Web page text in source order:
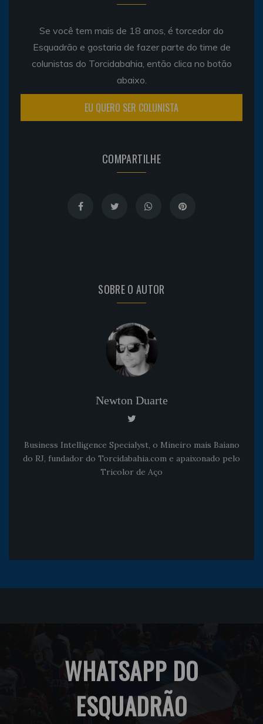
Se você tem mais de 18 anos, é torcedor do
Esquadrão e gostaria de fazer parte do time de
colunistas do Torcidabahia, então clica no botão
abaixo.
EU QUERO SER COLUNISTA
COMPARTILHE
SOBRE O AUTOR
Newton Duarte
Business Intelligence Specialyst, o Mineiro mais Baiano
do RJ, fundador do Torcidabahia.com e apaixonado pelo
Tricolor de Aço
WHATSAPP DO
ESQUADRÃO